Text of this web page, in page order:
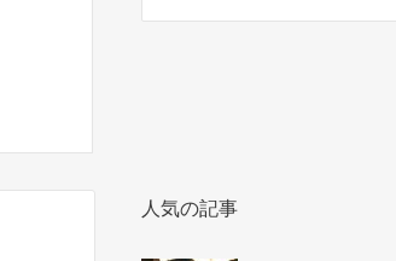
人気の記事